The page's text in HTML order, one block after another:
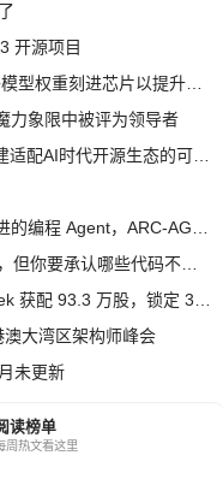
开源项目
力象限中被评为领导者
大湾区架构师峰会
未更新
读榜单
周热文看这里